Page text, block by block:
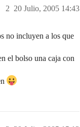
20 Julio, 2005 14:43
2
no incluyen a los que
el bolso una caja con